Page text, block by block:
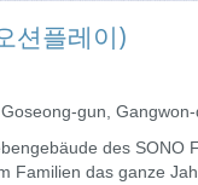
션플레이)
gun,
des SONO
Familien das ganze